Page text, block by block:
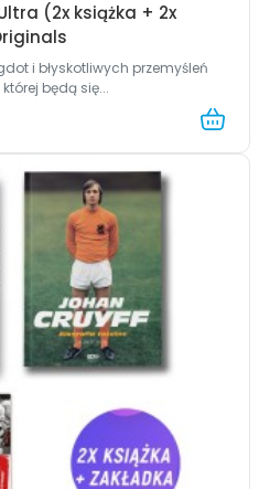
(2x książka + 2x
i błyskotliwych przemyśleń
będą się...